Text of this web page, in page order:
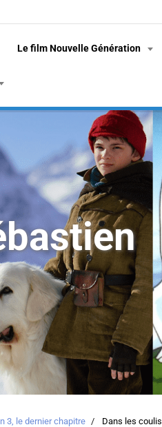
Le film Nouvelle Génération
3, le dernier chapitre Dans les